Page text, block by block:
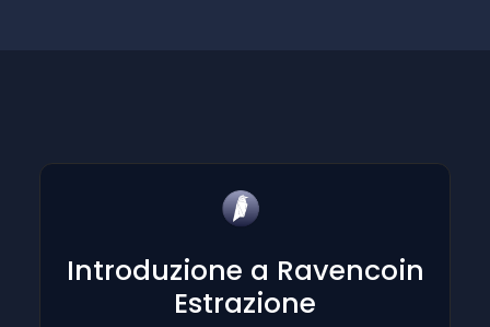
Introduzione a Ravencoin
Estrazione